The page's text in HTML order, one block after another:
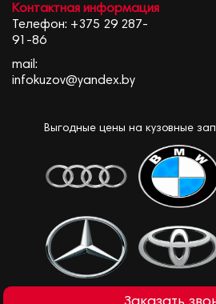
Контактная информация
Телефон: +375 29 287-
91-86
mail:
infokuzov@yandex.by
Выгодные цены на кузовные